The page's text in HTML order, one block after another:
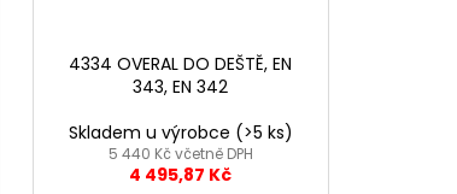
4334 OVERAL DO DEŠTĚ, EN
343, EN 342
Skladem u výrobce (>5 ks)
5 440 Kč včetně DPH
4 495,87 Kč